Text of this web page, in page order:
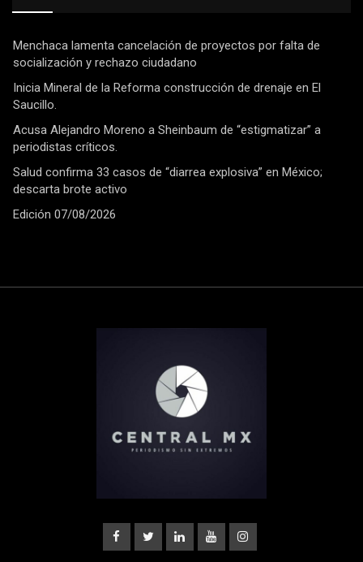
Menchaca lamenta cancelación de proyectos por falta de
socialización y rechazo ciudadano
Inicia Mineral de la Reforma construcción de drenaje en El
Saucillo.
Acusa Alejandro Moreno a Sheinbaum de “estigmatizar” a
periodistas críticos.
Salud confirma 33 casos de “diarrea explosiva” en México;
descarta brote activo
Edición 07/08/2026